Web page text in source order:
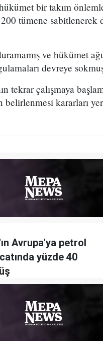
bir takım
tümene sabitlenerek
ve hükümet
devreye
tekrar çalışmaya
kararları yer
Avrupa'ya petrol
yüzde 40